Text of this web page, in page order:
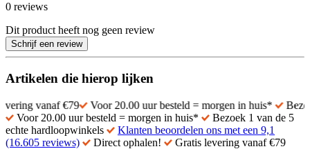
0 reviews
Dit product heeft nog geen review
Schrijf een review
Artikelen die hierop lijken
€79 Voor 20.00 uur besteld = morgen in huis*
Bezoek 1 van
Voor 20.00 uur besteld = morgen in huis*
Bezoek 1 van de 5
echte hardloopwinkels
Klanten beoordelen ons met een 9,1
(16.605 reviews)
Direct ophalen! Gratis levering vanaf €79